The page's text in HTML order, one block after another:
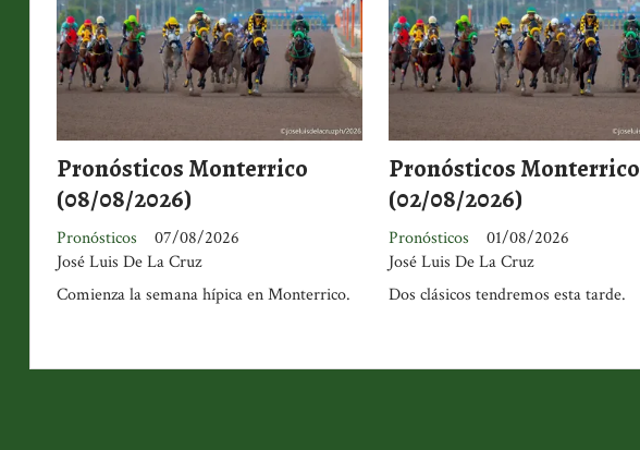
Pronósticos Monterrico
(08/08/2026)
José Luis De La Cruz
Pronósticos 07/08/2026
Comienza la semana hípica en Monterrico.
Pronósticos Monterrico
(02/08/2026)
José Luis De La Cruz
Pronósticos 01/08/2026
Dos clásicos tendremos esta tarde.